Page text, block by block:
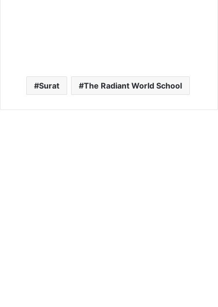
Surat The Radiant World School